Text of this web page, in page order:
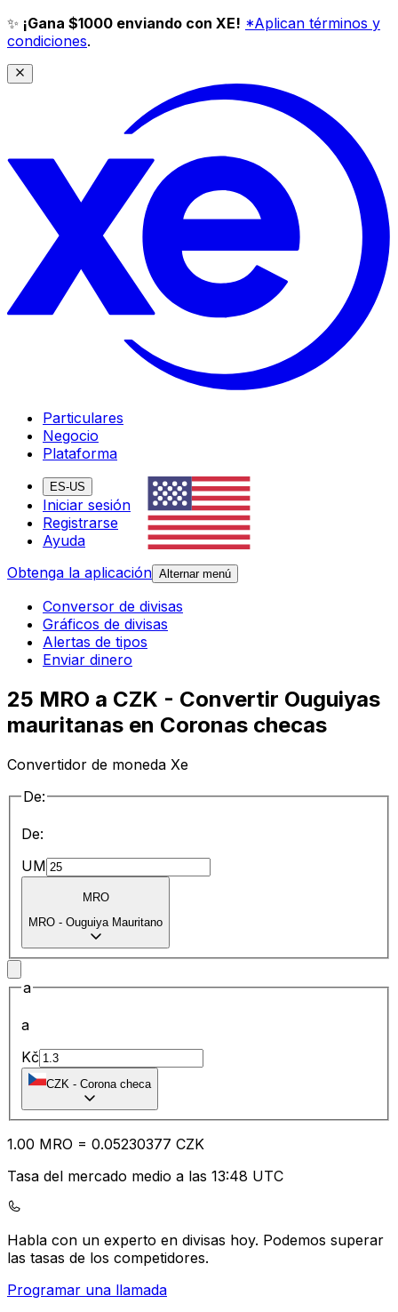
✨ ¡Gana $1000 enviando con XE! *Aplican términos y
condiciones.
Particulares
Negocio
Plataforma
ES-US
Iniciar sesión
Registrarse
Ayuda
Obtenga la aplicación Alternar menú
Conversor de divisas
Gráficos de divisas
Alertas de tipos
Enviar dinero
25 MRO a CZK - Convertir Ouguiyas
mauritanas en Coronas checas
Convertidor de moneda Xe
De:
De:
UM
MRO
MRO - Ouguiya Mauritano
a
a
Kč
CZK - Corona checa
1.00 MRO = 0.05230377 CZK
Tasa del mercado medio a las 13:48 UTC
Habla con un experto en divisas hoy. Podemos superar
las tasas de los competidores.
Programar una llamada